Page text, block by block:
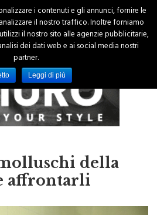
della
affrontarli
i contenuti e gli annunci, fornire le
il nostro traffico. Inoltre forniamo
il nostro sito alle agenzie pubblicitarie,
dei dati web e ai social media nostri
partner.
Leggi di più